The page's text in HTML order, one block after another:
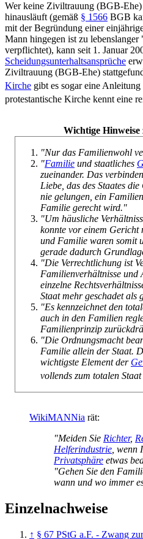
Wer keine Ziviltrauung (BGB-Ehe)
hinausläuft (gemäß § 1566 BGB
mit der Begründung einer
Mann hingegen ist zu
verpflichtet), kann seit 1. Januar
Scheidungs­unterhalts­ansprüche
Ziviltrauung (BGB-Ehe)
Kirche gibt es sogar eine
protestantische Kirche kennt eine
Wichtige
"Nur das Familienwohl
"Familie und staatliches
zueinander. Das
Liebe, das des Staates
nie gelungen, ein
Familie gerecht wird."
"Um häusliche
konnte vor einem Gericht
und Familie waren somit
gerade dadurch
"Die Verrechtlichung ist
Familienverhältnisse
einzelne
Staat mehr geschadet als
"Es kennzeichnet den
auch in den Familien
Familienprinzip
"Die Ordnungsmacht
Familie allein der Staat.
wichtigste Element der
vollends zum totalen
WikiMANNia rät:
"Meiden Sie Richter,
Helferindustrie , wenn
Privatsphäre etwas
"Gehen Sie den
wann und wo immer
Einzelnachweise
↑ § 67 PStG a.F. - Zwang